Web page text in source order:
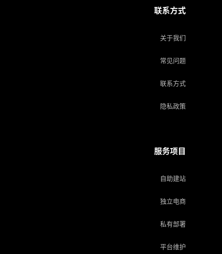
联系方式
关于我们
常见问题
联系方式
隐私政策
服务项目
自助建站
独立电商
私有部署
平台维护